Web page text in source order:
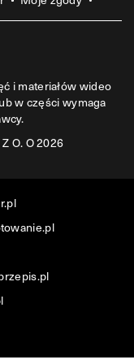
i materiałów wideo
w części wymaga
O. O 2026